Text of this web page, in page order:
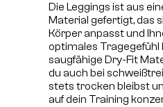
Die Leggings ist aus
Material gefertigt, das
Körper anpasst und
optimales Tragegefühl
saugfähige Dry-Fit
du auch bei
stets trocken bleibst
auf dein Training